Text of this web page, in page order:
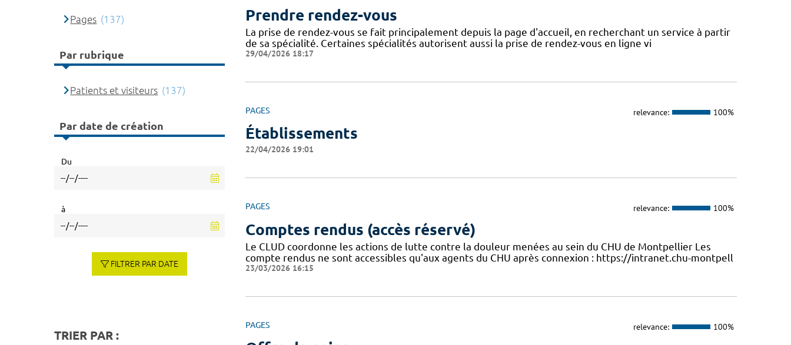
Prendre rendez-vous
La prise de rendez-vous se fait principalement depuis la page d'accueil, en recherchant un service à partir
de sa spécialité. Certaines spécialités autorisent aussi la prise de rendez-vous en ligne vi
29/04/2026 18:17
PAGES relevance: 100%
Établissements
22/04/2026 19:01
PAGES relevance: 100%
Comptes rendus (accès réservé)
Le CLUD coordonne les actions de lutte contre la douleur menées au sein du CHU de Montpellier Les
compte rendus ne sont accessibles qu'aux agents du CHU après connexion : https://intranet.chu-montpell
23/03/2026 16:15
PAGES relevance: 100%
Pages (137)
Par rubrique
Patients et visiteurs (137)
Par date de création
Du
à
FILTRER PAR DATE
TRIER PAR :